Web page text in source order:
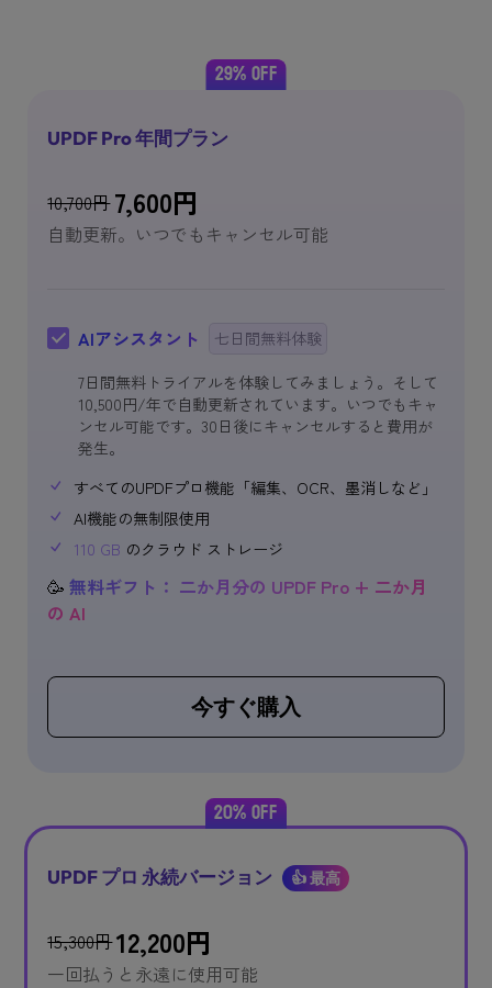
29% OFF
UPDF Pro 年間プラン
10,700円7,600円
自動更新。いつでもキャンセル可能
AIアシスタント
七日間無料体験
7日間無料トライアルを体験してみましょう。そして
10,500円/年で自動更新されています。いつでもキャ
ンセル可能です。30日後にキャンセルすると費用が
発生。
すべてのUPDFプロ機能「編集、OCR、墨消しなど」
AI機能の無制限使用
110 GB のクラウド ストレージ
🥳無料ギフト： 二か月分の UPDF Pro + 二か月
の AI
今すぐ購入
20% OFF
UPDF プロ 永続バージョン 👍 最高
15,300円12,200円
一回払うと永遠に使用可能